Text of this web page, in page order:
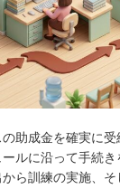
助成金を確実に
ルに沿って手続き
ら訓練の実施、そ